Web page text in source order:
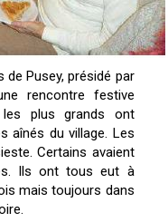
Pusey, présidé par
rencontre festive
les plus grands ont
aînés du village. Les
Certains avaient
Ils ont tous eut à
mais toujours dans